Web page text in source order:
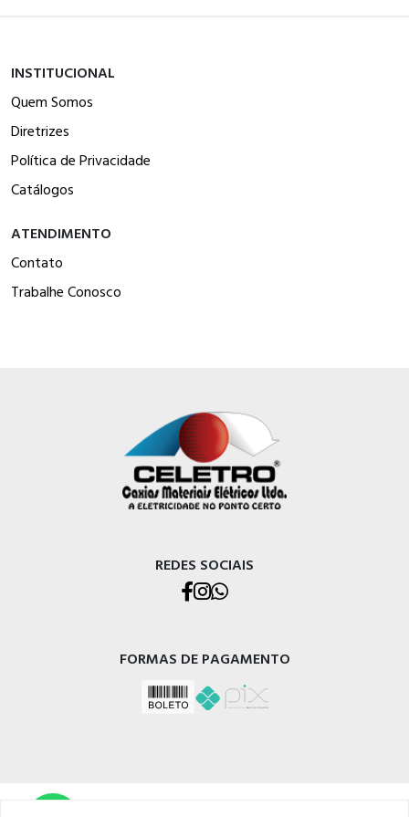
INSTITUCIONAL
Quem Somos
Diretrizes
Política de Privacidade
Catálogos
ATENDIMENTO
Contato
Trabalhe Conosco
REDES SOCIAIS
FORMAS DE PAGAMENTO